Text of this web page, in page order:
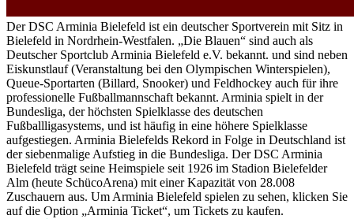
Der DSC Arminia Bielefeld ist ein deutscher Sportverein mit Sitz in
Bielefeld in Nordrhein-Westfalen. „Die Blauen“ sind auch als
Deutscher Sportclub Arminia Bielefeld e.V. bekannt. und sind neben
Eiskunstlauf (Veranstaltung bei den Olympischen Winterspielen),
Queue-Sportarten (Billard, Snooker) und Feldhockey auch für ihre
professionelle Fußballmannschaft bekannt. Arminia spielt in der
Bundesliga, der höchsten Spielklasse des deutschen
Fußballligasystems, und ist häufig in eine höhere Spielklasse
aufgestiegen. Arminia Bielefelds Rekord in Folge in Deutschland ist
der siebenmalige Aufstieg in die Bundesliga. Der DSC Arminia
Bielefeld trägt seine Heimspiele seit 1926 im Stadion Bielefelder
Alm (heute SchücoArena) mit einer Kapazität von 28.008
Zuschauern aus. Um Arminia Bielefeld spielen zu sehen, klicken Sie
auf die Option „Arminia Ticket“, um Tickets zu kaufen.